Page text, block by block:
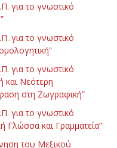
για το γνωστικό
για το γνωστικό
για το γνωστικό
και Νεότερη
στη Ζωγραφική”
για το γνωστικό
Γλώσσα και Γραμματεία”
του Μεξικού